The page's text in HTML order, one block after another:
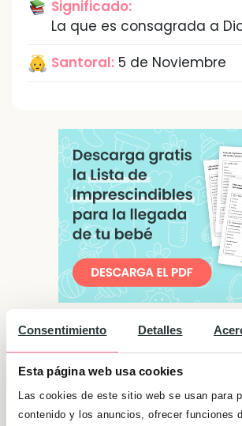
Consentimiento Detalles
Esta página web usa cookies
Las cookies de este sitio web se usan para
contenido y los anuncios, ofrecer funciones
Significado:
La que es consagrada a
Santoral: 5 de Noviembre
Significado de
Suelen ser personas
de ver las cosas antes de que